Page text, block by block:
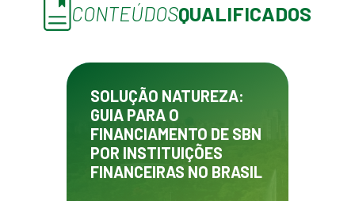
CONTEÚDOSQUALIFICADOS
SOLUÇÃO NATUREZA:
GUIA PARA O
FINANCIAMENTO DE SBN
POR INSTITUIÇÕES
FINANCEIRAS NO BRASIL